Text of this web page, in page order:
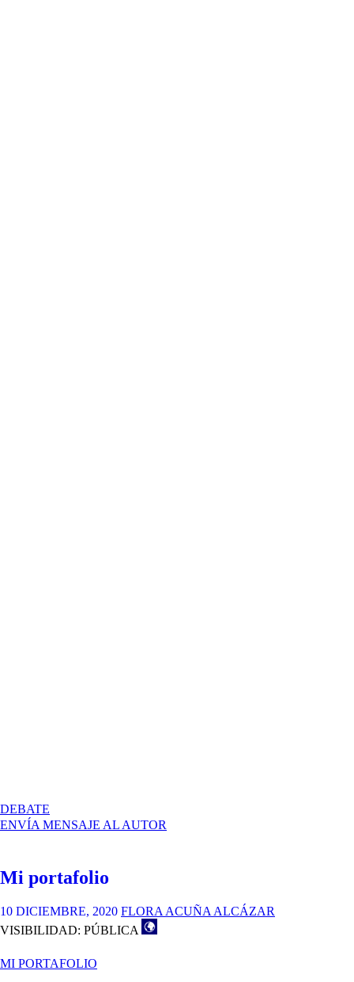
DEBATE
MI
ENVÍA MENSAJE AL AUTOR
Mi portafolio
10 DICIEMBRE, 2020 FLORA ACUÑA ALCÁZAR
VISIBILIDAD: PÚBLICA
MI PORTAFOLIO